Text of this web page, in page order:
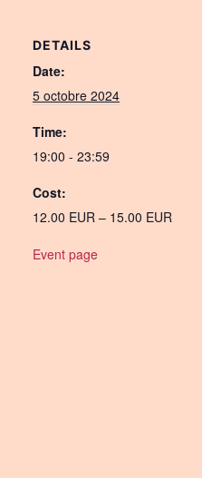
DETAILS
Date:
5 octobre 2024
Time:
19:00 - 23:59
Cost:
12.00 EUR – 15.00 EUR
Event page